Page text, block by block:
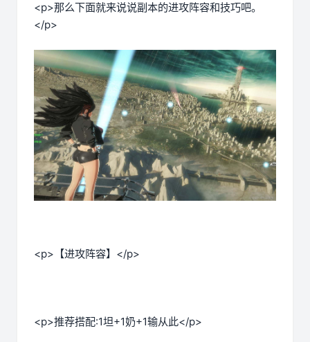
<p>那么下面就来说说副本的进攻阵容和技巧吧。
</p>
<p>【进攻阵容】</p>
<p>推荐搭配:1坦+1奶+1输从此</p>